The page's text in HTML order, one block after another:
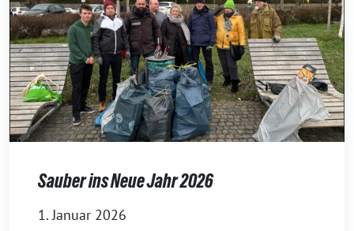
Sauber ins Neue Jahr 2026
1. Januar 2026